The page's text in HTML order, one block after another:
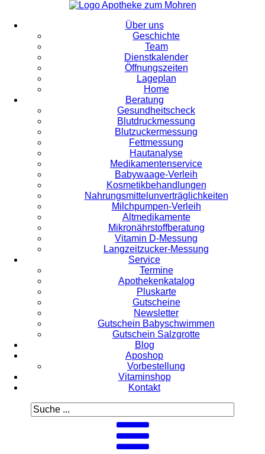
Über uns
Geschichte
Team
Dienstkalender
Öffnungszeiten
Lageplan
Home
Beratung
Gesundheitscheck
Blutdruckmessung
Blutzuckermessung
Fettmessung
Hautanalyse
Medikamentenservice
Babywaage-Verleih
Kosmetikbehandlungen
Nahrungsmittelunverträglichkeiten
Milchpumpen-Verleih
Altmedikamente
Mikronährstoffberatung
Vitamin D-Messung
Langzeitzucker-Messung
Service
Termine
Apothekenkatalog
Pluskarte
Gutscheine
Newsletter
Gutschein Babyschwimmen
Gutschein Salzgrotte
Blog
Aposhop
Vorbestellung
Vitaminshop
Kontakt